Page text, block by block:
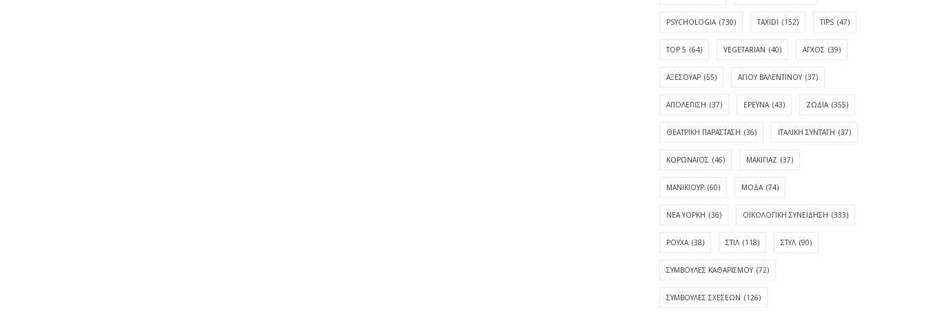
PSYCHOLOGIA (730) TAXIDI (152) TIPS (47)
TOP 5 (64) VEGETARIAN (40) ΑΓΧΟΣ (39)
ΑΞΕΣΟΥΑΡ (55) ΑΓΊΟΥ ΒΑΛΕΝΤΊΝΟΥ (37)
ΑΠΟΛΈΠΙΣΗ (37) ΕΡΕΥΝΑ (43) ΖΩΔΙΑ (355)
ΘΕΑΤΡΙΚΗ ΠΑΡΑΣΤΑΣΗ (36) ΙΤΑΛΙΚΗ ΣΥΝΤΑΓΗ (37)
ΚΟΡΩΝΑΪΟΣ (46) ΜΑΚΙΓΙΑΖ (37)
ΜΑΝΙΚΙΟΥΡ (60) ΜΟΔΑ (74)
ΝΕΑ ΥΟΡΚΗ (36) ΟΙΚΟΛΟΓΙΚΗ ΣΥΝΕΙΔΗΣΗ (333)
ΡΟΥΧΑ (38) ΣΤΙΛ (118) ΣΤΥΛ (90)
ΣΥΜΒΟΥΛΕΣ ΚΑΘΑΡΙΣΜΟΥ (72)
ΣΥΜΒΟΥΛΕΣ ΣΧΕΣΕΩΝ (126)